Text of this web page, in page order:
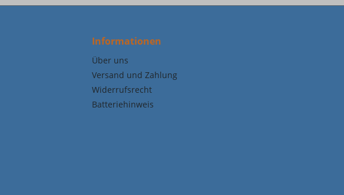
Informationen
Über uns
Versand und Zahlung
Widerrufsrecht
Batteriehinweis